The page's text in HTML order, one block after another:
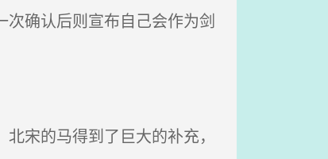
确认后则宣布自己会作为剑
宋的马得到了巨大的补充，